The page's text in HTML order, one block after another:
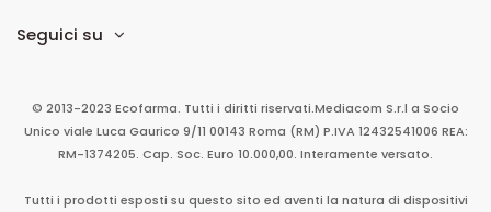
Seguici su
© 2013-2023 Ecofarma. Tutti i diritti riservati.Mediacom S.r.l a Socio
Unico viale Luca Gaurico 9/11 00143 Roma (RM) P.IVA 12432541006 REA:
RM-1374205. Cap. Soc. Euro 10.000,00. Interamente versato.
Tutti i prodotti esposti su questo sito ed aventi la natura di dispositivi